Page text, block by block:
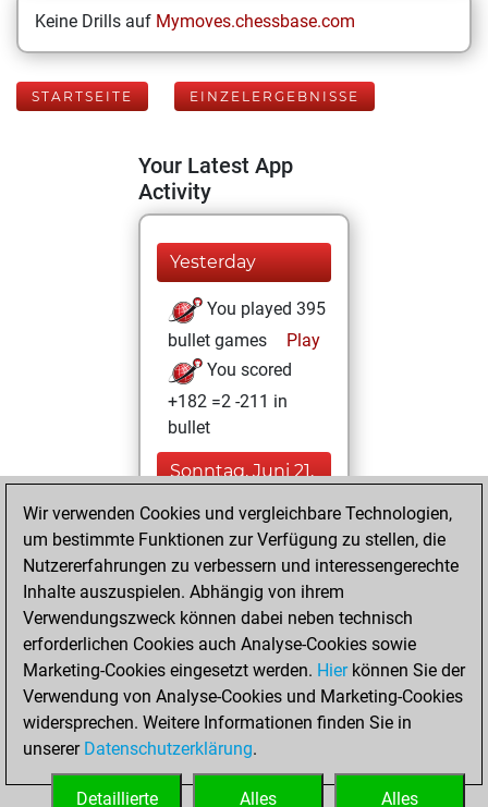
Keine Drills auf Mymoves.chessbase.com
STARTSEITE EINZELERGEBNISSE
Your Latest App
Activity
Yesterday
You played 395
bullet games
Play
You scored
+182 =2 -211 in
bullet
Sonntag, Juni 21,
You played 5
blitz games
Play
You scored +2
=0 -3 in blitz
Freitag,
November 12, 2021
You created
your Fritz account
Wir verwenden Cookies und vergleichbare Technologien,
um bestimmte Funktionen zur Verfügung zu stellen, die
Nutzererfahrungen zu verbessern und interessengerechte
Inhalte auszuspielen. Abhängig von ihrem
Verwendungszweck können dabei neben technisch
erforderlichen Cookies auch Analyse-Cookies sowie
Marketing-Cookies eingesetzt werden. Hierkönnen Sie der
Verwendung von Analyse-Cookies und Marketing-Cookies
widersprechen. Weitere Informationen finden Sie in
unserer Datenschutzerklärung.
Alles
Alles
Detaillierte